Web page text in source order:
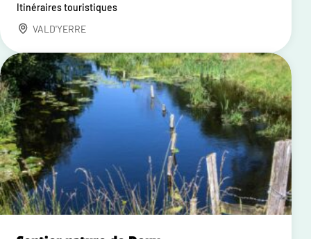
Itinéraires touristiques
VALD'YERRE